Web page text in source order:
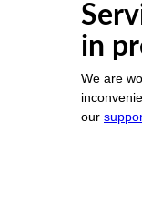
in
We are
our